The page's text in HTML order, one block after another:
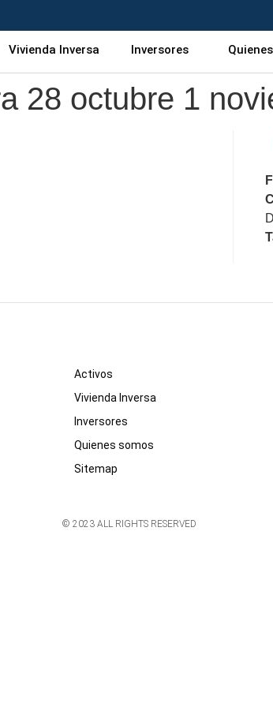
Vivienda Inversa Inversores
28 octubre 1
Activos
Vivienda Inversa
Inversores
Quienes somos
Sitemap
© 2023 ALL RIGHTS RESERVED​